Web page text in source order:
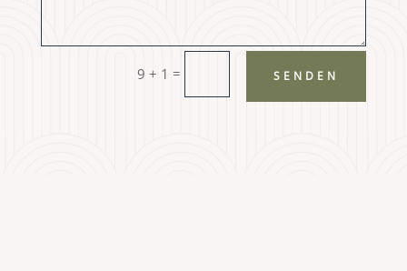
9 + 1 = SENDEN